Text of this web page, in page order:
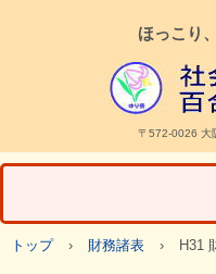
ほっこり
〒572-0026 大
トップ › 財務諸表 › H31